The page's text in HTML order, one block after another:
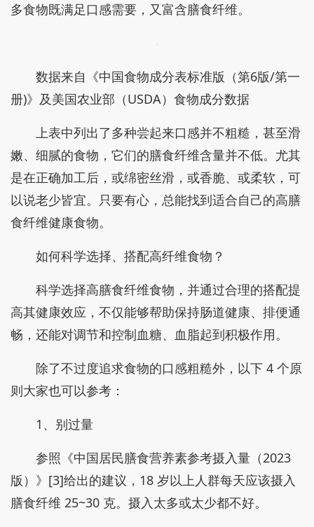
多食物既满足口感需要，又富含膳食纤维。
数据来自《中国食物成分表标准版（第6版/第一
册)》及美国农业部（USDA）食物成分数据
上表中列出了多种尝起来口感并不粗糙，甚至滑
嫩、细腻的食物，它们的膳食纤维含量并不低。尤其
是在正确加工后，或绵密丝滑，或香脆、或柔软，可
以说老少皆宜。只要有心，总能找到适合自己的高膳
食纤维健康食物。
如何科学选择、搭配高纤维食物？
科学选择高膳食纤维食物，并通过合理的搭配提
高其健康效应，不仅能够帮助保持肠道健康、排便通
畅，还能对调节和控制血糖、血脂起到积极作用。
除了不过度追求食物的口感粗糙外，以下 4 个原
则大家也可以参考：
1、别过量
参照《中国居民膳食营养素参考摄入量（2023
版）》[3]给出的建议，18 岁以上人群每天应该摄入
膳食纤维 25~30 克。摄入太多或太少都不好。